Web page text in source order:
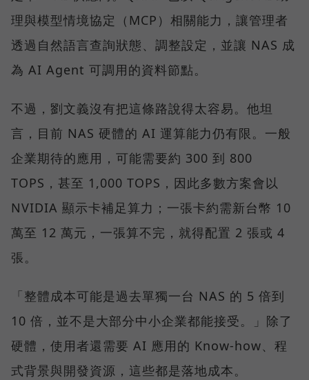
理與模型情境協定（MCP）相關能力，讓管理者
透過自然語言查詢狀態、調整設定，並讓 NAS 成
為 AI Agent 可調用的資料節點。
不過，劉文義沒有把這條路說得太容易。他坦
言，目前 NAS 硬體的 AI 運算能力仍有限。一般
企業期待的應用，可能需要約 300 到 800
TOPS，甚至 1,000 TOPS，因此多數方案會以
NVIDIA 顯示卡補足算力；一張卡約需新台幣 10
萬至 12 萬元，一張算不完，就得配置 2 張或 4
張。
「整體成本可能是過去單獨一台 NAS 的 5 倍到
10 倍，並不是大部分中小企業都能接受。」除了
硬體，使用者還需要 AI 應用的 Know-how、程
式背景與開發資源，這些都是落地成本。